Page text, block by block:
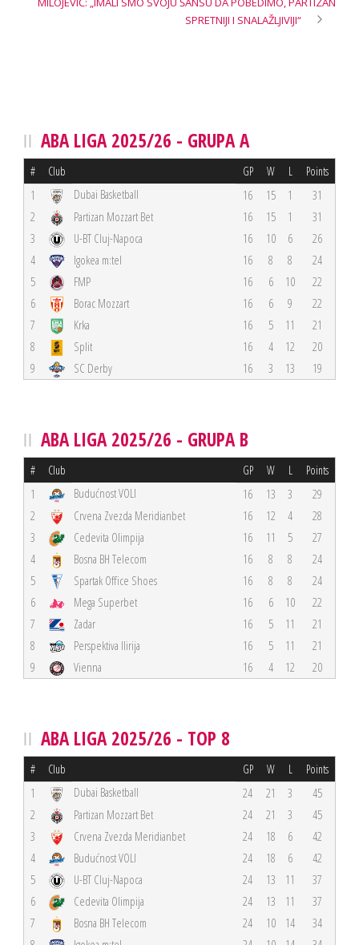
SPRETNIJI I SNALAŽLJIVIJI“
ABA LIGA 2025/26 - GRUPA A
# Club GP W L Points
1 Dubai Basketball 16 15 1
31
2
Partizan Mozzart Bet 16 15 1
31
3
U-BT Cluj-Napoca 16 10 6
26
4
Igokea m:tel 16 8 8
24
5
FMP 16 6 10
22
6
Borac Mozzart 16 6 9
22
7
Krka 16 5 11
21
8
Split 16 4 12
20
9
SC Derby 16 3 13 19
ABA LIGA 2025/26 - GRUPA B
# Club GP W L Points
1 Budućnost VOLI 16 13 3
29
2
Crvena Zvezda Meridianbet 16 12 4
28
3
Cedevita Olimpija 16 11 5
27
4
Bosna BH Telecom 16 8 8
24
5
Spartak Office Shoes 16 8 8
24
6
Mega Superbet 16 6 10
22
7
Zadar 16 5 11
21
8
Perspektiva Ilirija 16 5 11
21
9
Vienna 16 4 12 20
ABA LIGA 2025/26 - TOP 8
# Club GP W L Points
1 Dubai Basketball 24 21 3
45
2
Partizan Mozzart Bet 24 21 3
45
3
Crvena Zvezda Meridianbet 24 18 6
42
4
Budućnost VOLI 24 18 6
42
5
U-BT Cluj-Napoca 24 13 11
37
6
Cedevita Olimpija 24 13 11
37
7
Bosna BH Telecom 24 10 14
34